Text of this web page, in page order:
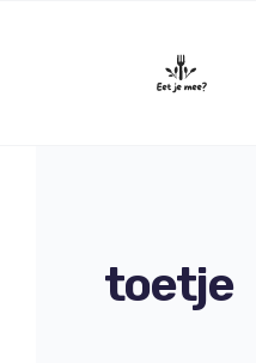
toetje